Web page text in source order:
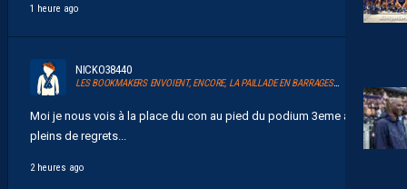
1 heure ago
NICKO38440
LES BOOKMAKERS ENVOIENT, ENCORE, LA PAILLADE EN BARRAGES D’ACCESSION À LA LIGUE 1
Moi je nous vois à la place du con au pied du podium 3eme avec
pleins de regrets...
2 heures ago